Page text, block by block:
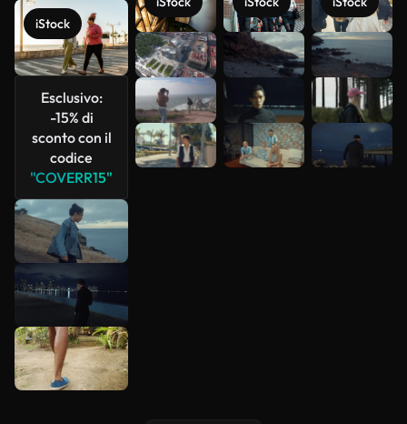
iStock
Esclusivo:
-15% di
sconto con il
codice
"COVERR15"
Scopri di
più